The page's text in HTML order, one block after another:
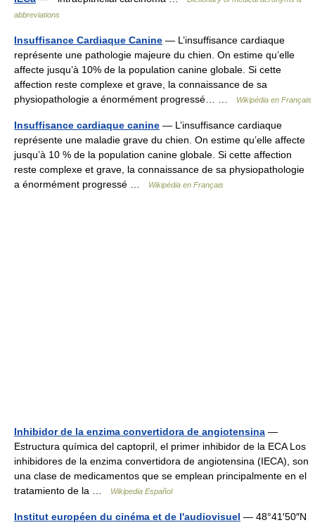
abbreviations
Insuffisance Cardiaque Canine — L’insuffisance cardiaque
représente une pathologie majeure du chien. On estime qu’elle
affecte jusqu’à 10% de la population canine globale. Si cette
affection reste complexe et grave, la connaissance de sa
physiopathologie a énormément progressé… …
Wikipédia en Français
Insuffisance cardiaque canine — L’insuffisance cardiaque
représente une maladie grave du chien. On estime qu’elle affecte
jusqu’à 10 % de la population canine globale. Si cette affection
reste complexe et grave, la connaissance de sa physiopathologie
a énormément progressé …
Wikipédia en Français
Inhibidor de la enzima convertidora de angiotensina —
Estructura química del captopril, el primer inhibidor de la ECA Los
inhibidores de la enzima convertidora de angiotensina (IECA), son
una clase de medicamentos que se emplean principalmente en el
tratamiento de la …
Wikipedia Español
Institut européen du cinéma et de l'audiovisuel — 48°41′50″N